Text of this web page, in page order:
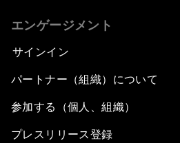
エンゲージメント
サインイン
パートナー（組織）について
参加する（個人、組織）
プレスリリース登録